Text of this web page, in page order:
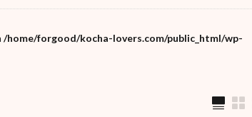
/home/forgood/kocha-lovers.com/public_html/wp-